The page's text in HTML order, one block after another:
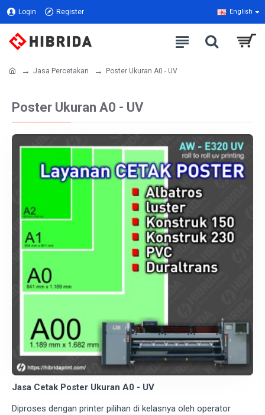
Login Register English
Jasa Percetakan Poster Ukuran A0 - UV
Poster Ukuran A0 - UV
Jasa Cetak Poster Ukuran A0 - UV
Diproses dengan printer pilihan di kelasnya oleh operator